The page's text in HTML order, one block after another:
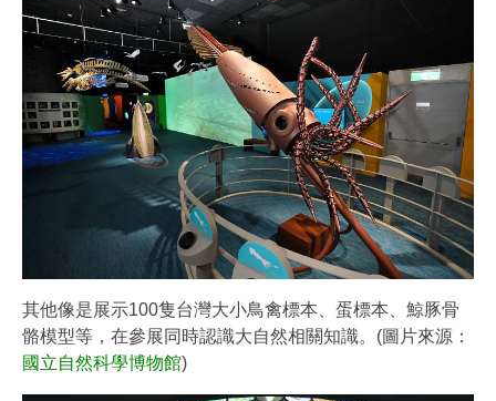
其他像是展示100隻台灣大小鳥禽標本、蛋標本、鯨豚骨
骼模型等，在參展同時認識大自然相關知識。(圖片來源：
國立自然科學博物館)